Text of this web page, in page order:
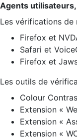
Agents
Les vérifications de
Firefox et
Safari et
Firefox et
Les outils de
Colour
Extension «
Extension «
Extension «